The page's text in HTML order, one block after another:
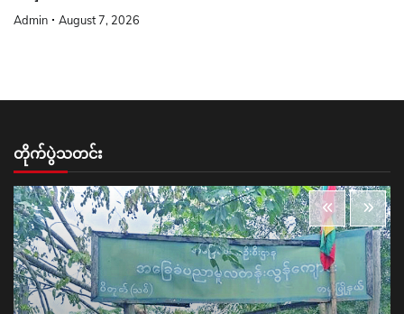
Admin August 7, 2026
တိုက်ပွဲသတင်း